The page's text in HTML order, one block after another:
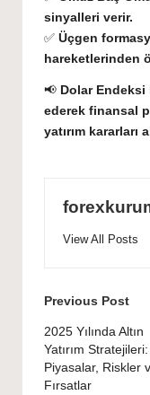
sinyalleri verir.
✅ Üçgen
hareketlerinden
📢 Dolar
ederek finansal
yatırım kararları
View All Posts
Post
Previous Post
2025 Yılında Altın
Yatırım Stratejileri:
Piyasalar, Riskler
Fırsatlar